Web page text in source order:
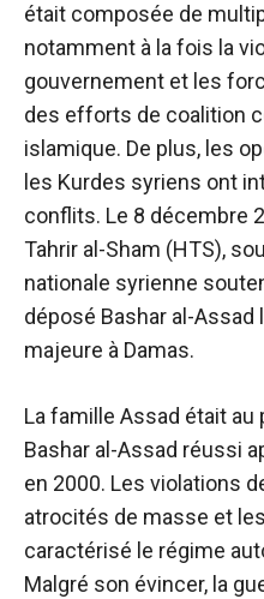
était composée de
notamment à la fois la
gouvernement et les
des efforts de coalition
islamique. De plus, les
les Kurdes syriens ont
conflits. Le 8 décembre
Tahrir al-Sham (HTS),
nationale syrienne
déposé Bashar al-
majeure à Damas.
La famille Assad était au
Bashar al-Assad réussi
en 2000. Les violations
atrocités de masse et
caractérisé le régime
Malgré son évincer, la